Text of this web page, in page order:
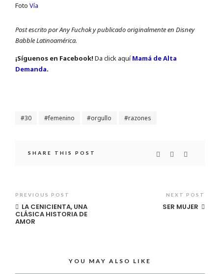
FotoVía
Post escrito por Any Fuchok y publicado originalmente en Disney
Babble Latinoamérica.
¡Sí­guenos en Facebook! Da click aquíMamá de Alta
Demanda.
30 femenino orgullo razones
SHARE THIS POST
PREVIOUS POST
LA CENICIENTA, UNA
CLÁSICA HISTORIA DE
AMOR
NEXT POST
SER MUJER
YOU MAY ALSO LIKE